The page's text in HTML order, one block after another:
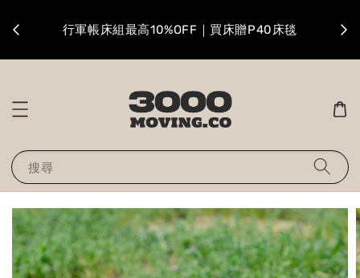
行軍帳床組最高10%OFF｜買床贈P40床毯
搜尋